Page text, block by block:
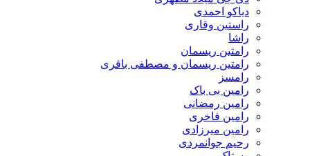
دیاکو احمدی
راستین وقاری
راشا
رامتین ریسمان
رامتین ریسمان و مصطفی باقری
رامسز
رامین بی باک
رامین رمضانی
رامین فاخری
رامین میرزادی
رحیم جوانمردی